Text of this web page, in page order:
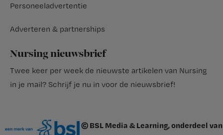
Personeeladvertentie
Adverteren & partnerships
Nursing nieuwsbrief
Twee keer per week de nieuwste artikelen van Nursing
in je mail? Schrijf je nu in voor de nieuwsbrief!
© BSL Media & Learning, onderdeel van